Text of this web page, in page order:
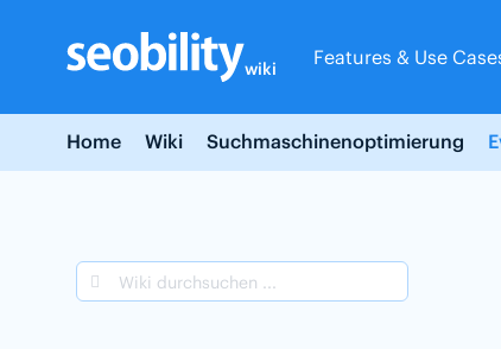
content
wiki Features & Use
Home Wiki Suchmaschinenoptimierung